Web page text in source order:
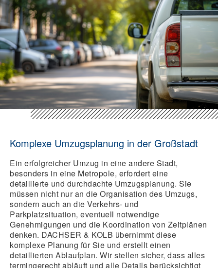
Komplexe Umzugsplanung in der Großstadt
Ein erfolgreicher Umzug in eine andere Stadt,
besonders in eine Metropole, erfordert eine
detaillierte und durchdachte Umzugsplanung. Sie
müssen nicht nur an die Organisation des Umzugs,
sondern auch an die Verkehrs- und
Parkplatzsituation, eventuell notwendige
Genehmigungen und die Koordination von Zeitplänen
denken. DACHSER & KOLB übernimmt diese
komplexe Planung für Sie und erstellt einen
detaillierten Ablaufplan. Wir stellen sicher, dass alles
termingerecht abläuft und alle Details berücksichtigt